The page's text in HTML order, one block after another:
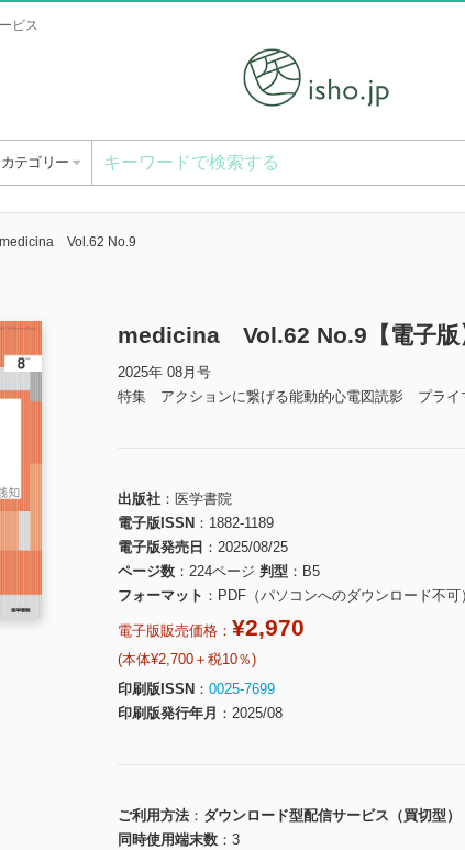
ビス
カテゴリー
medicina Vol.62 No.9
medicina Vol.62 No.9【電子版
2025年 08月号
特集 アクションに繋げる能動的心電図読影 プライ
出版社
医学書院
電子版ISSN
1882-1189
電子版発売日
2025/08/25
ページ数
224ページ 判型
B5
フォーマット
PDF（パソコンへのダウンロード不可
電子版販売価格： ¥2,970
(本体¥2,700＋税10％)
印刷版ISSN
0025-7699
印刷版発行年月
2025/08
ご利用方法
ダウンロード型配信サービス（買切型）
同時使用端末数
3